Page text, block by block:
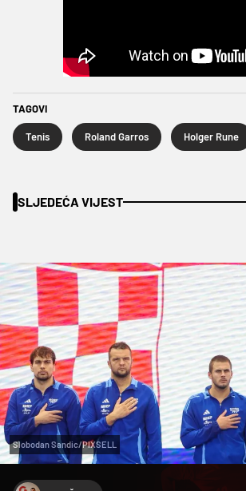
TAGOVI
Tenis Roland Garros Holger Rune
SLJEDEĆA VIJEST
Slobodan Sandic/PIXSELL